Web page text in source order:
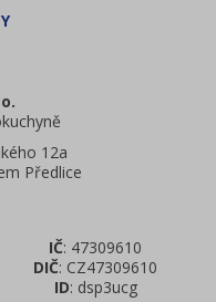
12a
Předlice
IČ: 47309610
DIČ: CZ47309610
ID: dsp3ucg